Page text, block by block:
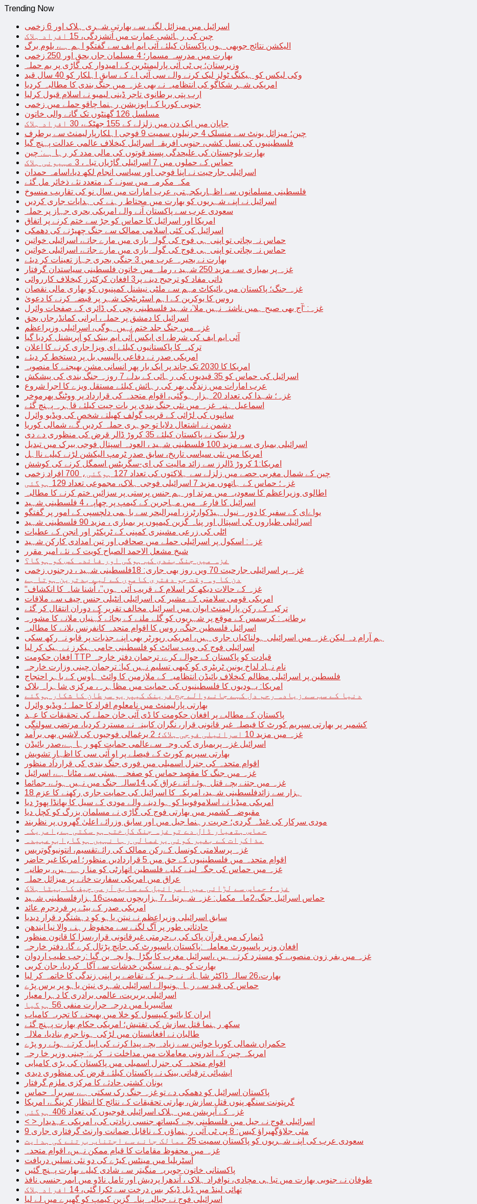
Trending Now
اسرائیل میں میزائل لگنے سے بھارتی شہری ہلاک اور 6 زخمی
چین کی رہائشی عمارت میں آتشزدگی، 15 افراد ہلاک
الیکشن نتائج جوبھی ہوں پاکستان کیلئے آئی ایم ایف سے گفتگو اہم ہے، بلوم برگ
بھارت میں مدرسہ مسمار؛ 4 مسلمان جاں بحق اور 250 زخمی
وزیرستان؛ پی ٹی آئی پارلیمنٹرین کے امیدوار کی گاڑی پر بم حملہ
وکی لیکس کو ہیکنگ ٹولز لیک کرنے والے سی آئی اے کے سابق اہلکار کو 40 سال قید
امریکی شہر شکاگو کی انتظامیہ نے بھی غزہ میں جنگ بندی کا مطالبہ کردیا
ارب پتی برطانوی تاجر ڈینی لیمبو نے اسلام قبول کرلیا
جنوبی کوریا کے اپوزیشن رہنما چاقو حملے میں زخمی
مسلسل 126 گھنٹوں تک گانے والی خاتون
جاپان میں ایک دن میں زلزلے کے 155 جھٹکے، 30 افراد ہلاک
چین؛ میزائل یونٹ سے منسلک 4 جرنیلوں سمیت 9 فوجی اہلکارپارلیمنٹ سے برطرف
فلسطینیوں کی نسل کشی، جنوبی افریقہ اسرائیل کیخلاف عالمی عدالت پہنچ گیا
بھارت بلوچستان کی علیحدگی پسند قوتوں کی مالی مدد کر رہا ہے: چین
حماس کے حملوں میں 7 اسرائیلی گاڑیاں تباہ، 3 صہیونی ہلاک
اسرائیلی جارحیت نے اپنا فوجی اور سیاسی انجام لکھ دیا،اسامہ حمدان
مکہ مکرمہ میں سونے کے متعدد نئے ذخائر مل گئے
فلسطینی مسلمانوں سے اظہاریکجہتی، عرب امارات میں سال نو کی تقاریب منسوخ
اسرائیل نے اپنے شہریوں کو بھارت میں محتاط رہنے کی ہدایات جاری کردیں
سعودی عرب سے پاکستان آنے والے امریکی بحری جہاز پر حملہ
امریکا اور اسرائیل کا حماس کو جڑ سے ختم کرنے پر اتفاق
اسرائیل کی کئی اسلامی ممالک سے جنگ چھیڑنے کی دھمکی
حماس نہ بچاتی تو اپنی ہی فوج کی گولہ باری میں مارے جاتے، اسرائیلی خواتین
حماس نہ بچاتی تو اپنی ہی فوج کی گولہ باری میں مارے جاتے، اسرائیلی خواتین
بھارت نے بحیرہ عرب میں 3 جنگی بحری جہاز تعینات کر دیئے
غزہ پر بمباری سے مزید 250 شہید ، رملہ میں خاتون فلسطینی سیاستدان گرفتار
ذاتی مفاد کو ترجیح دینے پر3 افغان کرکٹرز کیخلاف کارروائی
غزہ جنگ؛ پاکستان میں بائیکاٹ مہم سے ملٹی نیشنل کمپنیوں کو بھاری مالی نقصان
روس کا یوکرین کے اہم اسٹریٹجک شہر پر قبضہ کرنے کا دعویٰ
غزہ: ‘آج بھی صبح ہمیں ناشتہ نہیں ملا’، شہید فلسطینی بچی کی ڈائری کے صفحات وائرل
اسرائیل کا دمشق پر حملہ، ایرانی کمانڈرجاں بحق
غزہ میں جنگ جلد ختم نہیں ہوگی، اسرائیلی وزیراعظم
آئی ایم ایف کی شرط، ای ایکس آئی ایم بینک کو آپریشنل کردیا گیا
ترکیہ کا پاکستانیوں کیلئے ای ویزا جاری کرنے کا اعلان
امریکی صدر نے دفاعی پالیسی بل پر دستخط کر دیئے
امریکا کا 2030 تک چاند پر ایک بار پھر انسانی مشن بھیجنے کا منصوبہ
اسرائیل کی حماس کو 35 قیدیوں کی رہائی کے بدلے 7 روزہ جنگ بندی کی پیشکش
عرب امارات میں زندگی بھر کی رہائش کیلئے مستقل ویزے کا اجرا شروع
غزہ؛ شہدا کی تعداد 20 ہزار ہوگئی، اقوام متحدہ کی قرارداد پر ووٹنگ پھرموخر
اسماعیل ہنیہ غزہ میں نئی جنگ بندی پر بات چیت کیلئے قاہرہ پہنچ گئے
سانپوں کی لڑائی کے قریب گولف کھیلتے شخص کی ویڈیو وائرل
دشمن نے اشتعال دلایا تو جوہری حملہ کردیں گے، شمالی کوریا
ورلڈ بینک نے پاکستان کیلئے 35 کروڑ ڈالر قرض کی منظوری دے دی
اسرائیلی بمباری سے مزید 100 فلسطینی شہید ، العودہ اسپتال فوجی بیرک میں تبدیل
امریکا میں نئی سیاسی تاریخ، سابق صدر ٹرمپ الیکشن لڑنے کیلیے نااہل
امریکا:1 کروڑ ڈالرز سے زائد مالیت کی ای-سگریٹس اسمگل کرنے کی کوشش
چین کے شمال مغربی حصے میں زلزلے سے ہلاکتوں کی تعداد 127 ہوگئی، 700 افراد زخمی
غزہ؛ حماس کے ہاتھوں مزید 7 اسرائیلی فوجی ہلاک، مجموعی تعداد 129 ہوگئی
اطالوی وزیراعظم کا سعودیہ میں مرتد اور ہم جنس پرستی پر سزائیں ختم کرنے کا مطالبہ
اسرائیل کا فارعہ میں مہاجرین کے کیمپ پر چھاپہ، 4 فلسطینی شہید
یواےای کے سفیر کا دورہ نیول ہیڈکوارٹرز، امیرالبحر سے باہمی دلچسپی کے امور پر گفتگو
اسرائیلی طیاروں کی اسپتال اور پناہ گزین کیمپوں پر بمباری ، مزید 90 فلسطینی شہید
اٹلی کی زرعی مشینری کمپنی کے ٹریکٹر اور انجن کے عطیات
غزہ: اسکول پر اسرائیلی حملے میں صحافی اور تین امدادی کارکن شہید
شیخ مشعل الاحمد الصباح کویت کے نئے امیر مقرر
غزہ میں جنگ بندی کب ہوگی اور فائدہ کس کو ہوگا؟
غزہ پر اسرائیلی جارحیت 70 ویں روز بھی جاری: 18فلسطینی شہید ، درجنوں زخمی
دن کا وہ وقت جو دفتری کاموں کے لیے بدترین ہوتا ہے
“غزہ کے حالات دیکھ کر اسلام کے قریب آئی ہوں”، اُشنا شاہ کا انکشاف
امریکی قومی سلامتی کے مشیر کی اسرائیلی انٹیلی جنس چیف سے ملاقات
ترکیہ کے رکن پارلیمنٹ ایوان میں اسرائیل مخالف تقریر کے دوران انتقال کر گئے
برطانیہ: کرسمس کے موقع پر شہریوں کو گلے ملنے کے بجائے کُہنیاں ملانے کا مشورہ
اسرائیل فلسطین جنگ، روس کا اقوام متحدہ کانفرنس بلانے کا مطالبہ
ہم آرام دہ لیکن غزہ میں اسرائیلی ہولناکیاں جاری ہیں، امریکی رپورٹر بھی اپنے جذبات پر قابو نہ رکھ سکی
اسرائیلی فوج کی ویب سائٹ کو فلسطینی حامی ہیکرز نے ہیک کر لیا
افغان حکومت TTP قیادت کو پاکستان کے حوالے کرے، ترجمان دفتر خارجہ
نام نہاد لداخ یونین ٹریٹری کو کبھی تسلیم نہیں کیا: ترجمان چینی وزارت خارجہ
فلسطین پر اسرائیلی مظالم کیخلاف بائیڈن انتظامیہ کے ملازمین کا وائٹ ہاوس کے باہر احتجاج
امریکا: یہودیوں کا فلسطینیوں کی حمایت میں مظاہرہ، مرکزی شاہراہ بلاک
دنیا کے سب سے زیادہ رحم دل کہے جانےوالے جج فرینک کیپریو سرطان کا شکار ہوگئے
بھارتی پارلیمنٹ میں نامعلوم افراد کا حملہ؛ ویڈیو وائرل
پاکستان کے مطالبے پر افغان حکومت کا ڈی آئی خان حملے کی تحقیقات کا عہد
کشمیر پر بھارتی سپریم کورٹ کا فیصلہ غیر قانونی قرار، نگران کابینہ نے مسترد کردیا، مرتضی سولنگی
غزہ میں مزید 10 اسرائیلی فوجی ہلاک؛ 2 یرغمالی فوجیوں کی لاشیں بھی برآمد
اسرائیل غزہ پربمباری کی وجہ سےعالمی حمایت کھو رہا ہے،صدر بائیڈن
بھارتی سپریم کورٹ کے فیصلے پر او آئی سی کا اظہارِ تشویش
اقوام متحدہ کی جنرل اسمبلی میں فوری جنگ بندی کی قرارداد منظور
غزہ میں جنگ کا مقصد حماس کو صفحہ ہستی سے مٹانا ہے، اسرائیل
غزہ میں جتنے بچے قتل ہوئے اُتنےعراق کی 14سالہ جنگ میں نہیں ہوئے، جمائما
18 ہزار سے زائدفلسطینی شہید، امریکہ کا اسرائیل کی حمایت جاری رکھنے کا عزم
امریکی میڈیا نے اسلاموفوبیا کو ہوا دینے والے مودی کے سیل کا بھانڈا پھوڑ دیا
مقبوضہ کشمیر میں بھارتی فوج کی گاڑی نے مسلمان بزرگ کو کچل دیا
مودی سرکار کی غنڈہ گردی؛ حریت رہنما جیل میں اور سابق وزرائے اعلیٰ گھروں پر نظربند
حماس ہتھیار ڈال دے تو غزہ جنگ کل ختم ہو سکتی ہے،امریکہ
مذاکرات کے بغیر کوئی یرغمالی رہا نہیں ہوگا،ابوعبیدہ
غزہ پرسلامتی کونسل کےرکن ممالک کی رائےتقسیم، انتونیوگوتریس
اقوام متحدہ میں فلسطینیوں کے حق میں 5 قراردادیں منظور؛ امریکا غیر حاضر
غزہ میں حماس کی جگہ لینے کیلیے فلسطین اتھارٹی کو منا رہے ہیں، برطانیہ
عراق میں امریکی سفارت خانے پر میزائل حملہ
غزہ؛ حماس سے لڑائی میں اسرائیل کے سابق آرمی چیف کا بیٹا ہلاک
حماس اسرائیل جنگ،2ماہ مکمل: غزہ شہرتباہ،7ہزاربچوں سمیت16ہزارفلسطینی شہید
امریکی صدر کے بیٹے پر فردجرم عائد
سابق اسرائیلی وزیراعظم نے نیتن یاہو کو دہشتگرد قرار دیدیا
حادثاتی طور پر آگ لگنے سے محفوظ رہنے والا نیا ایندھن
ڈنمارک میں قرآن پاک کی بےحرمتی غیرقانونی قرار،سزا کا قانون منظور
افغان وزیر پاسپورٹ معاملہ :پاکستان پاسپورٹ کی جانچ پڑتال کرے گا، دفتر خارجہ
غزہ میں بفر زون منصوبے کو مسترد کرتے ہیں ،اسرائیل مغرب کا بگڑا ہوا بچہ بن گیا :رجب طیب اردوان
بھارت کو ہم نے سنگین خدشات سے آگاہ کردیا، جان کربی
بھارت،26 سالہ ڈاکٹر شاہانہ نے جہیز کے تقاضے پر اپنی زندگی کا خاتمہ کر لیا
حماس کی قید سے رہا ہونیوالے اسرائیلی شہری نیتن یاہو پر برس پڑے
اسرائیلی بربریت، عالمی برادری کا دہرا معیار
سائیبیریا میں درجہ حرارت منفی 56 ہوگیا
ایران کا بائیو کیپسول کو خلا میں بھیجنے کا تجربہ کامیاب
سکھ رہنما قتل سازش کی تفتیش؛ امریکی حکام بھارت پہنچ گئے
طالبان نے افغانستان میں لڑکی ہونا جرم بنادیا، ملالہ
حکمراں شمالی کوریا خواتین سے زیادہ بچے پیدا کرنے کی اپیل کرتے ہوئے رو پڑے
امریکہ چین کے اندرونی معاملات میں مداخلت نہ کرے: چینی وزیر خا رجہ
اقوام متحدہ کی جنرل اسمبلی میں پاکستان کی بڑی کامیابی
ایشیائی ترقیاتی بینک نے پاکستان کیلئے قرض کی منظوری دیدی
یونان کشتی حادثے کا مرکزی ملزم گرفتار
پاکستان اسرائیل کو دھمکی دے تو غزہ جنگ رک سکتی ہے، سربراہ حماس
گرپتونت سنگھ پنوں قتل سازش، بھارتی تحقیقات کے نتائج کا انتظار کرینگے، امریکا
غزہ کے آپریشن میں ہلاک اسرائیلی فوجیوں کی تعداد 406 ہوگئی
< > اسرائیلی فوج نے جیل میں فلسطینی بچے کیساتھ جنسی زیادتی کی، امریکی عہدیدار
9 مئی جلاؤگھیراؤ کیس: 8 پی ٹی آئی رہنماؤں کے ناقابل ضمانت وارنٹ گرفتاری جاری
سعودی عرب کی اپنے شہریوں کو پاکستان سمیت 25 ممالک جانے سے اجتناب برتنے کی ہدایت
غزہ میں محفوظ مقامات کا قیام ممکن نہیں، اقوام متحدہ
آسٹریلیا میں مینٹس کیڑے کی دو نئی نسلیں دریافت
پاکستانی خاتون جویریہ منگیتر سے شادی کیلیے بھارت پہنچ گئیں
طوفان نے جنوبی بھارت میں تباہی مچادی، نوافراد ہلاک ، آندھرا پردیش اور تامل ناڈو میں ایمر جنسی نافذ
تھائی لینڈ میں ڈبل ڈیکر بس درخت سے ٹکرا گئی، 14 افراد ہلاک
اسرائیلی فوج نے جبالیہ پناہ گزین کیمپ کو گھیرے میں لے لیا